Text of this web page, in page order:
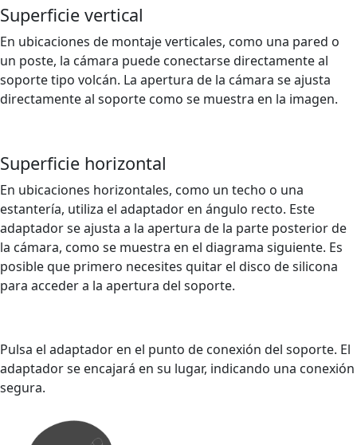
Superficie vertical
En ubicaciones de montaje verticales, como una pared o
un poste, la cámara puede conectarse directamente al
soporte tipo volcán. La apertura de la cámara se ajusta
directamente al soporte como se muestra en la imagen.
Superficie horizontal
En ubicaciones horizontales, como un techo o una
estantería, utiliza el adaptador en ángulo recto. Este
adaptador se ajusta a la apertura de la parte posterior de
la cámara, como se muestra en el diagrama siguiente. Es
posible que primero necesites quitar el disco de silicona
para acceder a la apertura del soporte.
Pulsa el adaptador en el punto de conexión del soporte. El
adaptador se encajará en su lugar, indicando una conexión
segura.